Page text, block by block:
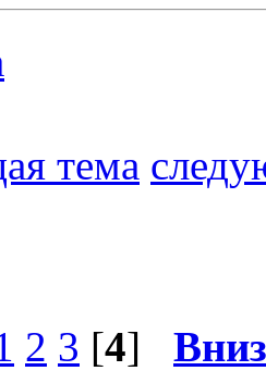
тема
2 3 [4] Вниз